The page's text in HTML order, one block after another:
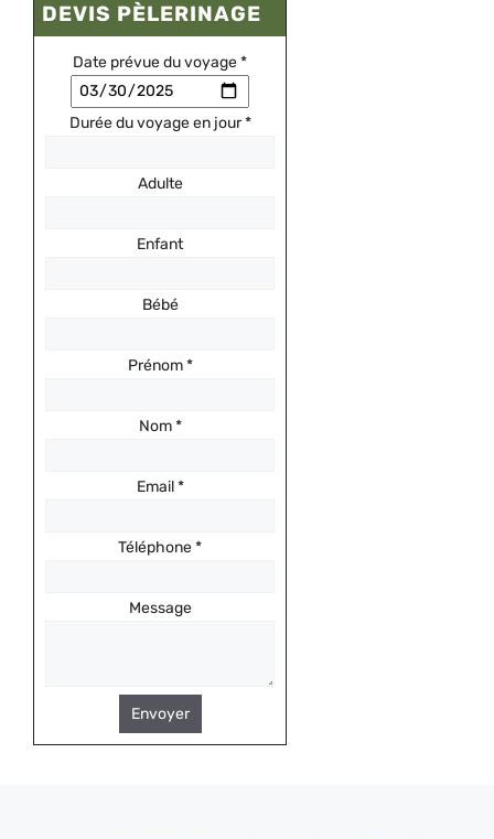
DEVIS PÈLERINAGE
Date prévue du voyage*
Durée du voyage en jour*
Adulte
Enfant
Bébé
Prénom*
Nom*
Email*
Téléphone*
Message
Envoyer